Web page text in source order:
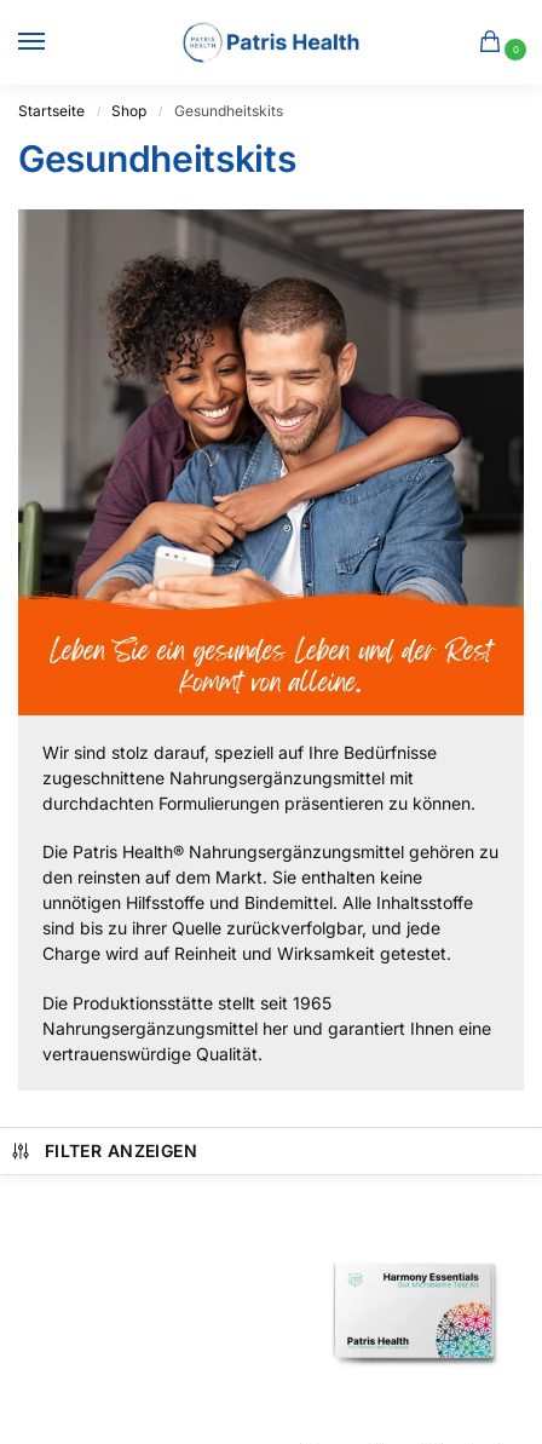
0
Startseite / Shop / Gesundheitskits
Gesundheitskits
Wir sind stolz darauf, speziell auf Ihre Bedürfnisse
zugeschnittene Nahrungsergänzungsmittel mit
durchdachten Formulierungen präsentieren zu können.
Die Patris Health® Nahrungsergänzungsmittel gehören zu
den reinsten auf dem Markt. Sie enthalten keine
unnötigen Hilfsstoffe und Bindemittel. Alle Inhaltsstoffe
sind bis zu ihrer Quelle zurückverfolgbar, und jede
Charge wird auf Reinheit und Wirksamkeit getestet.
Die Produktionsstätte stellt seit 1965
Nahrungsergänzungsmittel her und garantiert Ihnen eine
vertrauenswürdige Qualität.
FILTER ANZEIGEN